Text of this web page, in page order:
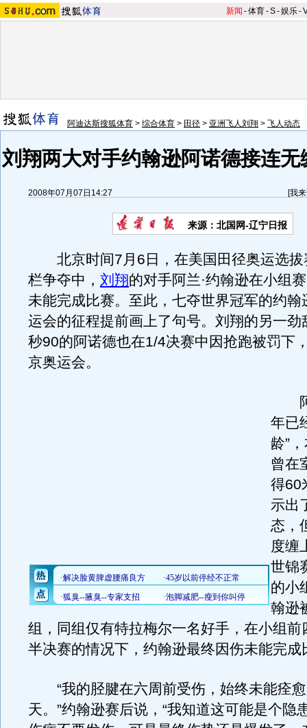
新闻 -体育-S-娱乐-
阿迪达斯搜狐体育 > 综合体育 > 田径 > 亚洲飞人刘翔 > 飞人动态
刘翔两大对手约翰逊阿诺德接连无
2008年07月07日14:27 [我
来源：北国网-辽宁日报
北京时间7月6日，在美国田径奥运选拔
栏争夺中， 刘翔的对手阿兰·约翰逊在小组
未能完成比赛。至此，七夺世界冠军的约翰
运会的征程提前画上了句号。刘翔的另一劲
秒90的阿诺德也在1/4决赛中因抢跑被罚下
京奥运会。
阿
年已
龄”
曾在
得60
示出
态，
度缠
世锦
的小
翰逊
组，同组仅有特拉梅尔一名好手，在小组前
半决赛的情况下，约翰逊最终因伤未能完成
“我的胫腱在六周前受伤，始终未能痊愈
天。”约翰逊赛后说，“我知道这可能是个隐